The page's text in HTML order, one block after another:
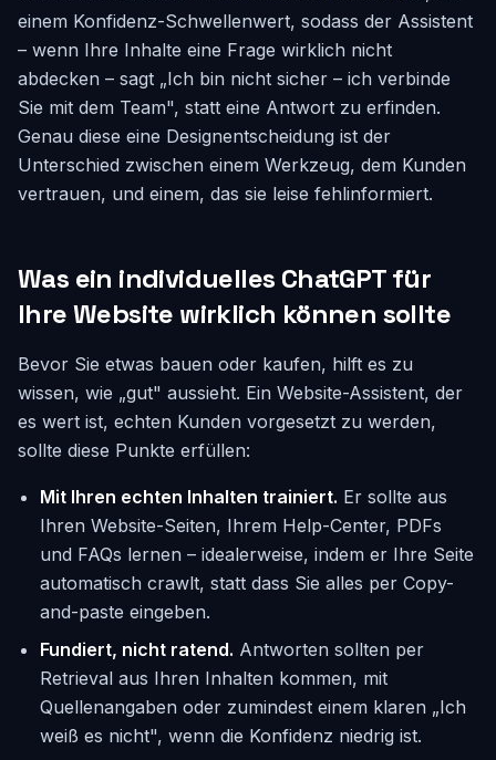
einem Konfidenz-Schwellenwert, sodass der Assistent
– wenn Ihre Inhalte eine Frage wirklich nicht
abdecken – sagt „Ich bin nicht sicher – ich verbinde
Sie mit dem Team", statt eine Antwort zu erfinden.
Genau diese eine Designentscheidung ist der
Unterschied zwischen einem Werkzeug, dem Kunden
vertrauen, und einem, das sie leise fehlinformiert.
Was ein individuelles ChatGPT für
Ihre Website wirklich können sollte
Bevor Sie etwas bauen oder kaufen, hilft es zu
wissen, wie „gut" aussieht. Ein Website-Assistent, der
es wert ist, echten Kunden vorgesetzt zu werden,
sollte diese Punkte erfüllen:
Mit Ihren echten Inhalten trainiert. Er sollte aus
Ihren Website-Seiten, Ihrem Help-Center, PDFs
und FAQs lernen – idealerweise, indem er Ihre Seite
automatisch crawlt, statt dass Sie alles per Copy-
and-paste eingeben.
Fundiert, nicht ratend. Antworten sollten per
Retrieval aus Ihren Inhalten kommen, mit
Quellenangaben oder zumindest einem klaren „Ich
weiß es nicht", wenn die Konfidenz niedrig ist.